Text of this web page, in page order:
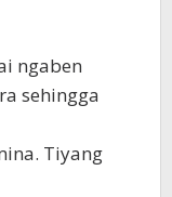
ngaben
sehingga
Tiyang